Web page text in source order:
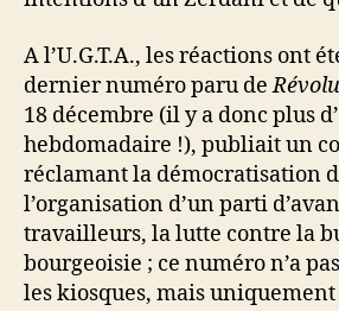
A l’U.G.T.A., les réactions ont
dernier numéro paru de
18 décembre (il y a donc plus
hebdomadaire !), publiait un
réclamant la démocratisation
l’organisation d’un parti
travailleurs, la lutte contre la
bourgeoisie ; ce numéro n’a
les kiosques, mais